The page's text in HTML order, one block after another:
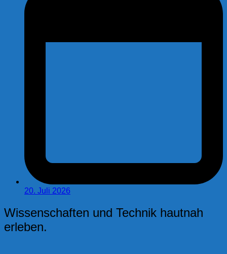
20. Juli 2026
Wissenschaften und Technik hautnah
erleben.